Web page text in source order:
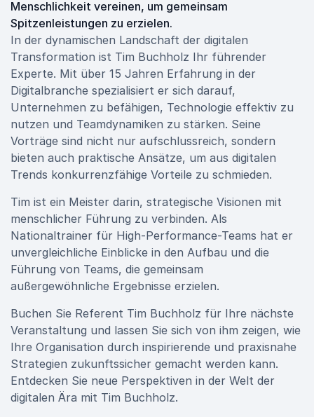
Menschlichkeit vereinen, um gemeinsam
Spitzenleistungen zu erzielen.
In der dynamischen Landschaft der digitalen
Transformation ist Tim Buchholz Ihr führender
Experte. Mit über 15 Jahren Erfahrung in der
Digitalbranche spezialisiert er sich darauf,
Unternehmen zu befähigen, Technologie effektiv zu
nutzen und Teamdynamiken zu stärken. Seine
Vorträge sind nicht nur aufschlussreich, sondern
bieten auch praktische Ansätze, um aus digitalen
Trends konkurrenzfähige Vorteile zu schmieden.
Tim ist ein Meister darin, strategische Visionen mit
menschlicher Führung zu verbinden. Als
Nationaltrainer für High-Performance-Teams hat er
unvergleichliche Einblicke in den Aufbau und die
Führung von Teams, die gemeinsam
außergewöhnliche Ergebnisse erzielen.
Buchen Sie Referent Tim Buchholz für Ihre nächste
Veranstaltung und lassen Sie sich von ihm zeigen, wie
Ihre Organisation durch inspirierende und praxisnahe
Strategien zukunftssicher gemacht werden kann.
Entdecken Sie neue Perspektiven in der Welt der
digitalen Ära mit Tim Buchholz.